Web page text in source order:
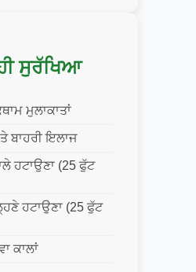
ਸੁਰੱਖਿਆ
ਮੁਲਾਕਾਤਾਂ
ਬਾਹਰੀ ਇਲਾਜ
ਹਟਾਉਣਾ (25 ਫੁੱਟ
ਹਟਾਉਣਾ (25 ਫੁੱਟ
ਕਾਲਾਂ